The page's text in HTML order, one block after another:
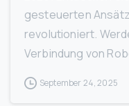
gesteuerten
revolutioniert.
Verbindung von
September 24, 2025